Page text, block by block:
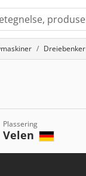
Dreiebenker
Plassering
Velen